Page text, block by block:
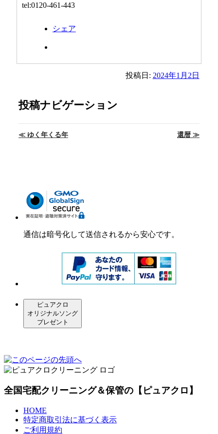
tel:0120-461-443
シェア
投稿日: 2024年1月2日
投稿ナビゲーション
≪ ゆく年くる年 還暦 ≫
通信は暗号化して送信されるから安心です。
ピュアクロ
オリジナルソング
プレゼント
全国宅配クリーニング＆保管の【ピュアクロ】
HOME
特定商取引法に基づく表示
ご利用規約